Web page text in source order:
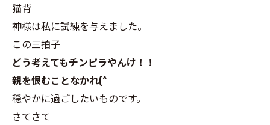
猫背
神様は私に試練を与えました。
この三拍子
どう考えてもチンピラやんけ！！
親を恨むことなかれ(^
穏やかに過ごしたいものです。
さてさて